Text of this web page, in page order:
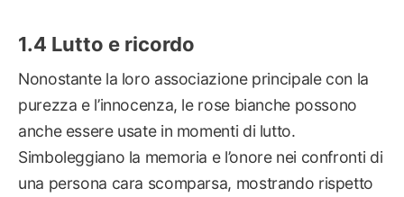
Lutto e ricordo
Nonostante la loro associazione principale con la
purezza e l’innocenza, le rose bianche possono
anche essere usate in momenti di lutto.
Simboleggiano la memoria e l’onore nei confronti di
una persona cara scomparsa, mostrando rispetto